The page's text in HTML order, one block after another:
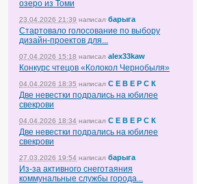
озеро из Томи
23.04.2026 21:39 написал барыга
Стартовало голосование по выбору
дизайн-проектов для...
07.04.2026 15:18 написал alex33kaw
Конкурс чтецов «Колокол Чернобыля»
04.04.2026 18:35 написал С Е В Е Р С К
Две невестки подрались на юбилее
свекрови
04.04.2026 18:34 написал С Е В Е Р С К
Две невестки подрались на юбилее
свекрови
27.03.2026 19:54 написал барыга
Из-за активного снеготаяния
коммунальные службы города...